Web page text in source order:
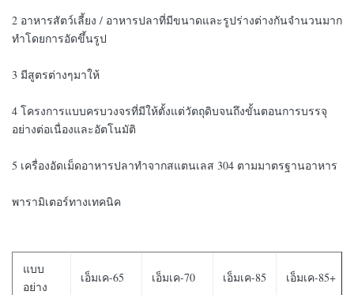
2 อาหารสัตว์เลี้ยง / อาหารปลาที่มีขนาดและรูปร่างต่างกันจำนวนมาก
ทำโดยการอัดขึ้นรูป
3 มีสูตรต่างๆมาให้
4 โครงการแบบครบวงจรที่มีให้ตั้งแต่วัตถุดิบจนถึงขั้นตอนการบรรจุ
อย่างต่อเนื่องและอัตโนมัติ
5 เครื่องอัดเม็ดอาหารปลาทำจากสแตนเลส 304 ตามมาตรฐานอาหาร
พารามิเตอร์ทางเทคนิค
แบบ
อย่าง
เอ็มเค-65 เอ็มเค-70 เอ็มเค-85 เอ็มเค-85+